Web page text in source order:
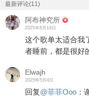
最新评论(11)
阿布神究所
2025年8月19日
这个歌单太适合我
者睡前，都是很好
Elwajh
2025年5月4日
回复@菲菲Ooo ：